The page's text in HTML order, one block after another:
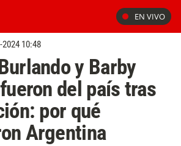
EN VIVO
2024 10:48
y Barby
del país tras
por qué
Argentina